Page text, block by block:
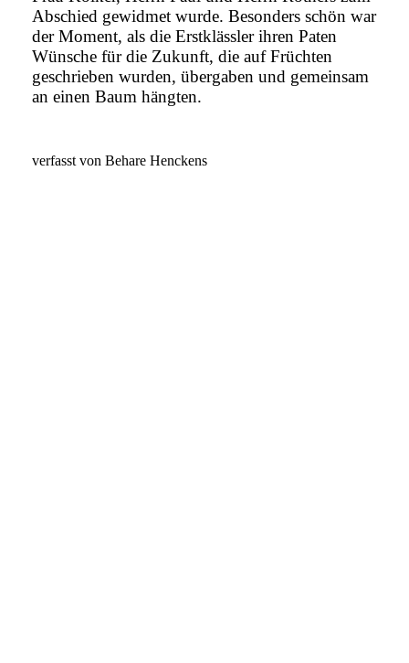
Abschied gewidmet wurde. Besonders schön war
der Moment, als die Erstklässler ihren Paten
Wünsche für die Zukunft, die auf Früchten
geschrieben wurden, übergaben und gemeinsam
an einen Baum hängten.
verfasst von Behare Henckens